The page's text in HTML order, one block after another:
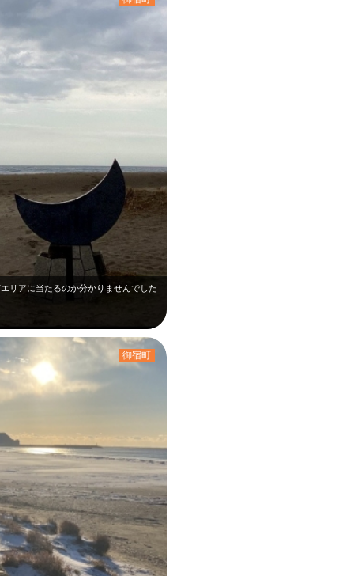
リアに当たるのか分かりませんでした
御宿町